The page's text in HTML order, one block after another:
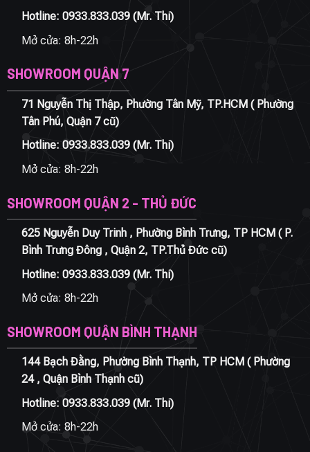
Hotline: 0933.833.039(Mr. Thi)
Mở cửa: 8h-22h
SHOWROOM QUẬN 7
71 Nguyễn Thị Thập, Phường Tân Mỹ, TP.HCM ( Phường
Tân Phú, Quận 7 cũ)
Hotline: 0933.833.039(Mr. Thi)
Mở cửa: 8h-22h
SHOWROOM QUẬN 2 - THỦ ĐỨC
625 Nguyễn Duy Trinh , Phường Bình Trưng, TP HCM ( P.
Bình Trưng Đông , Quận 2, TP.Thủ Đức cũ)
Hotline: 0933.833.039(Mr. Thi)
Mở cửa: 8h-22h
SHOWROOM QUẬN BÌNH THẠNH
144 Bạch Đằng, Phường Bình Thạnh, TP HCM ( Phường
24 , Quận Bình Thạnh cũ)
Hotline: 0933.833.039(Mr. Thi)
Mở cửa: 8h-22h